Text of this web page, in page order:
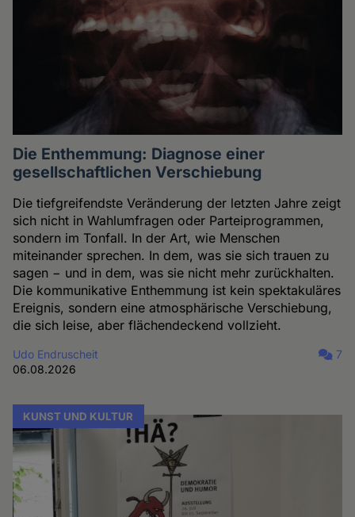
Die Enthemmung: Diagnose einer
gesellschaftlichen Verschiebung
Die tiefgreifendste Veränderung der letzten Jahre zeigt
sich nicht in Wahlumfragen oder Parteiprogrammen,
sondern im Tonfall. In der Art, wie Menschen
miteinander sprechen. In dem, was sie sich trauen zu
sagen − und in dem, was sie nicht mehr zurückhalten.
Die kommunikative Enthemmung ist kein spektakuläres
Ereignis, sondern eine atmosphärische Verschiebung,
die sich leise, aber flächendeckend vollzieht.
Udo Endruscheit
06.08.2026
7
KUNST UND KULTUR